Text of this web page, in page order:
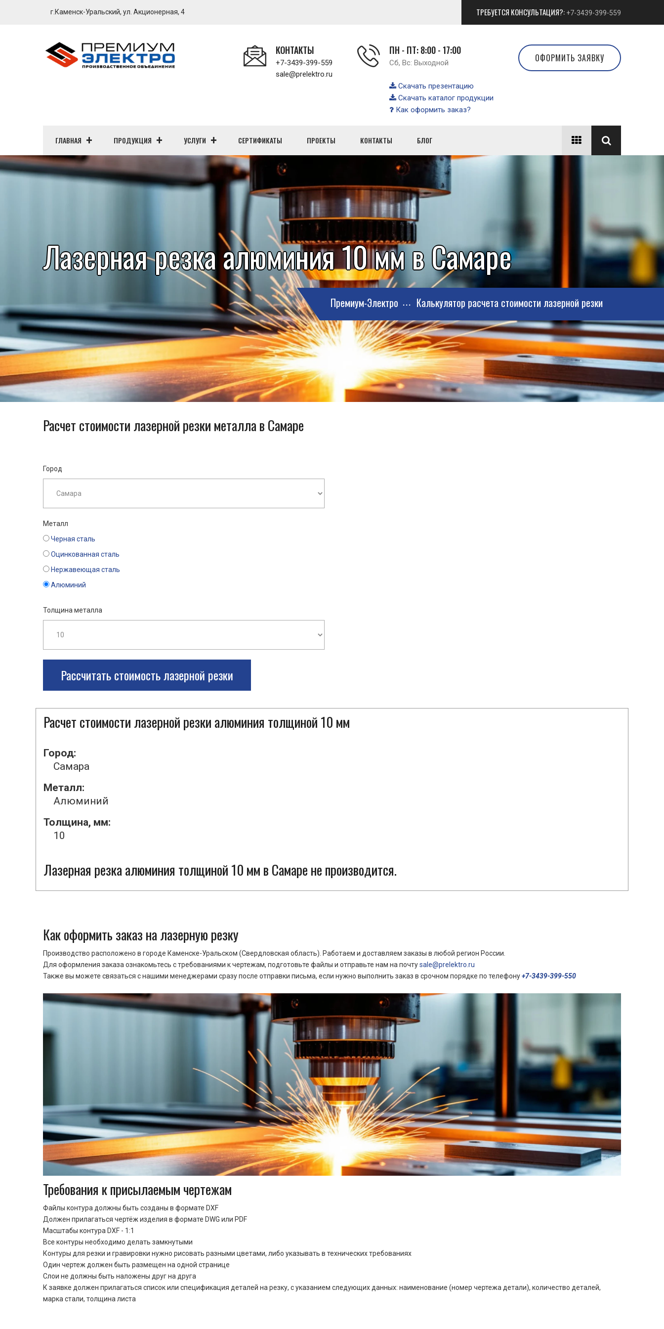
г.Каменск-Уральский, ул. Акционерная, 4 ТРЕБУЕТСЯ КОНСУЛЬТАЦИЯ?: +7-3439-399-559
КОНТАКТЫ
+7-3439-399-559
sale@prelektro.ru
ПН - ПТ: 8:00 - 17:00
Сб, Вс: Выходной
Скачать презентацию
Скачать каталог продукции
Как оформить заказ?
ОФОРМИТЬ ЗАЯВКУ
ГЛАВНАЯ ПРОДУКЦИЯ УСЛУГИ СЕРТИФИКАТЫ ПРОЕКТЫ КОНТАКТЫ БЛОГ
Лазерная резка алюминия 10 мм в Самаре
Премиум-Электро Калькулятор расчета стоимости лазерной резки
Расчет стоимости лазерной резки металла в Самаре
Город
Металл
Черная сталь
Оцинкованная сталь
Нержавеющая сталь
Алюминий
Толщина металла
Рассчитать стоимость лазерной резки
Расчет стоимости лазерной резки алюминия толщиной 10 мм
Город:
Самара
Металл:
Алюминий
Толщина, мм:
10
Лазерная резка алюминия толщиной 10 мм в Самаре не производится.
Как оформить заказ на лазерную резку
Производство расположено в городе Каменске-Уральском (Свердловская область). Работаем и доставляем заказы в любой регион России.
Для оформления заказа ознакомьтесь с требованиями к чертежам, подготовьте файлы и отправьте нам на почтуsale@prelektro.ru
Также вы можете связаться с нашими менеджерами сразу после отправки письма, если нужно выполнить заказ в срочном порядке по телефону+7-3439-399-550
Требования к присылаемым чертежам
Файлы контура должны быть созданы в формате DXF
Должен прилагаться чертёж изделия в формате DWG или PDF
Масштабы контура DXF - 1:1
Все контуры необходимо делать замкнутыми
Контуры для резки и гравировки нужно рисовать разными цветами, либо указывать в технических требованиях
Один чертеж должен быть размещен на одной странице
Cлои не должны быть наложены друг на друга
К заявке должен прилагаться список или спецификация деталей на резку, с указанием следующих данных: наименование (номер чертежа детали), количество деталей,
марка стали, толщина листа